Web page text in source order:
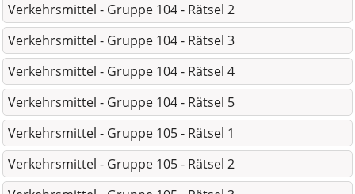
Verkehrsmittel - Gruppe 104 - Rätsel 2
Verkehrsmittel - Gruppe 104 - Rätsel 3
Verkehrsmittel - Gruppe 104 - Rätsel 4
Verkehrsmittel - Gruppe 104 - Rätsel 5
Verkehrsmittel - Gruppe 105 - Rätsel 1
Verkehrsmittel - Gruppe 105 - Rätsel 2